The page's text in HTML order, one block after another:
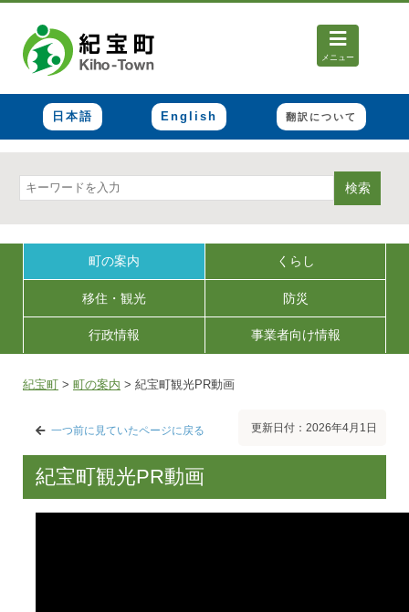
メニュー
日本語 English 翻訳について
検索
町の案内 くらし
移住・観光 防災
行政情報 事業者向け情報
紀宝町 > 町の案内 > 紀宝町観光PR動画
一つ前に見ていたページに戻る 更新日付：2026年4月1日
紀宝町観光PR動画